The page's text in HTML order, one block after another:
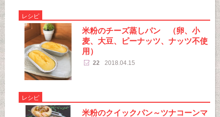
レシピ
米粉のチーズ蒸しパン （卵、小
麦、大豆、ピーナッツ、ナッツ不使
用）
22 2018.04.15
レシピ
米粉のクイックパン～ツナコーンマ